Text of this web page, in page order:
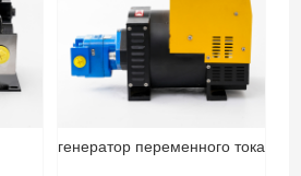
генератор переменного тока